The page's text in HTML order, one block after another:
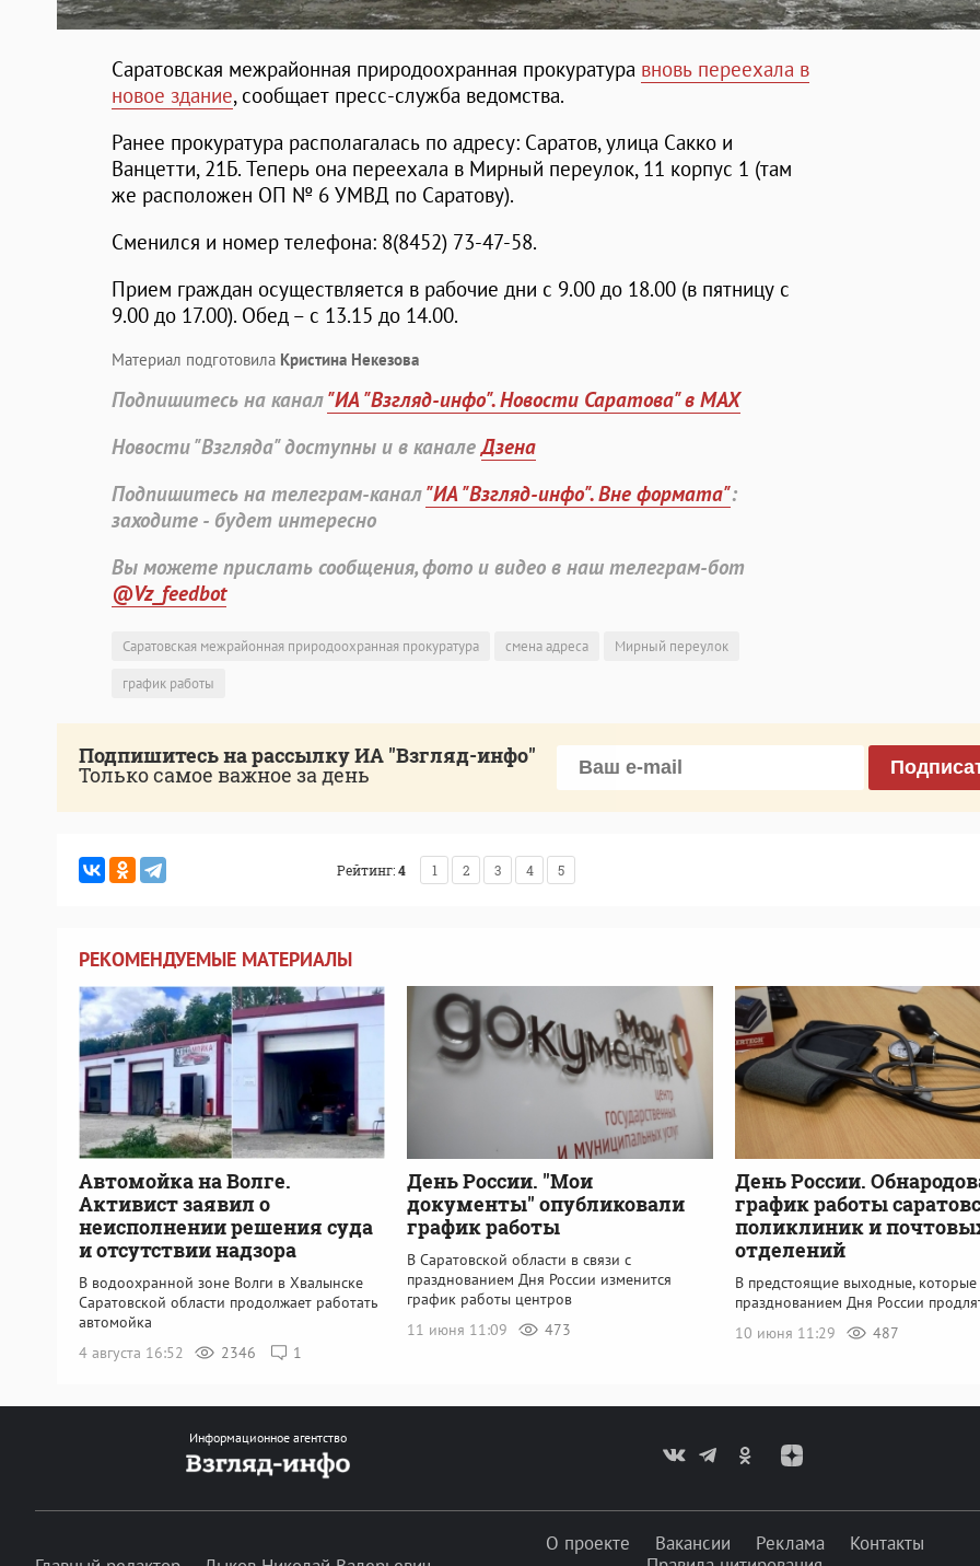
Саратовская межрайонная природоохранная прокуратура вновь переехала в
новое здание, сообщает пресс-служба ведомства.
Ранее прокуратура располагалась по адресу: Саратов, улица Сакко и
Ванцетти, 21Б. Теперь она переехала в Мирный переулок, 11 корпус 1 (там
же расположен ОП № 6 УМВД по Саратову).
Сменился и номер телефона: 8(8452) 73-47-58.
Прием граждан осуществляется в рабочие дни с 9.00 до 18.00 (в пятницу с
9.00 до 17.00). Обед – с 13.15 до 14.00.
Материал подготовила Кристина Некезова
Подпишитесь на канал"ИА "Взгляд-инфо". Новости Саратова" в MAX
Новости "Взгляда" доступны и в каналеДзена
Подпишитесь на телеграм-канал"ИА "Взгляд-инфо". Вне формата":
заходите - будет интересно
Вы можете прислать сообщения, фото и видео в наш телеграм-бот
@Vz_feedbot
Саратовская межрайонная природоохранная прокуратура смена адреса
Мирный переулок
график работы
Подпишитесь на рассылку ИА "Взгляд-инфо"
Только самое важное за день
Рейтинг:4 1 2 3 4 5
РЕКОМЕНДУЕМЫЕ МАТЕРИАЛЫ
Автомойка на Волге.
Активист заявил о
неисполнении решения суда
и отсутствии надзора
В водоохранной зоне Волги в Хвалынске
Саратовской области продолжает работать
автомойка
4 августа 16:52
2346 1
День России. "Мои
документы" опубликовали
график работы
В Саратовской области в связи с
празднованием Дня России изменится
график работы центров
11 июня 11:09
473
День России.
график работы
поликлиник и
отделений
В предстоящие выходные, которые
празднованием Дня России
10 июня 11:29
487
Информационное агентство
О проекте Вакансии Реклама
Контакты